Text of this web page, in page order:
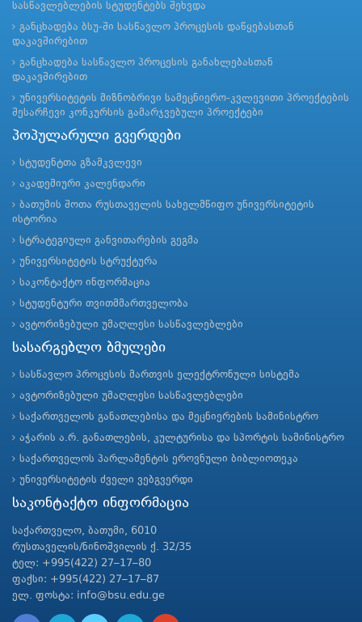
სასწავლებლების სტუდენტებს შეხვდა
განცხადება ბსუ-ში სასწავლო პროცესის დაწყებასთან
დაკავშირებით
განცხადება სასწავლო პროცესის განახლებასთან
დაკავშირებით
უნივერსიტეტის მიზნობრივი სამეცნიერო-კვლევითი პროექტების
შესარჩევი კონკურსის გამარჯვებული პროექტები
პოპულარული გვერდები
სტუდენტთა გზამკვლევი
აკადემიური კალენდარი
ბათუმის შოთა რუსთაველის სახელმწიფო უნივერსიტეტის
ისტორია
სტრატეგიული განვითარების გეგმა
უნივერსიტეტის სტრუქტურა
საკონტაქტო ინფორმაცია
სტუდენტური თვითმმართველობა
ავტორიზებული უმაღლესი სასწავლებლები
სასარგებლო ბმულები
სასწავლო პროცესის მართვის ელექტრონული სისტემა
ავტორიზებული უმაღლესი სასწავლებლები
საქართველოს განათლებისა და მეცნიერების სამინისტრო
აჭარის ა.რ. განათლების, კულტურისა და სპორტის სამინისტრო
საქართველოს პარლამენტის ეროვნული ბიბლიოთეკა
უნივერსიტეტის ძველი ვებგვერდი
საკონტაქტო ინფორმაცია
საქართველო, ბათუმი, 6010
რუსთაველის/ნინოშვილის ქ. 32/35
ტელ: +995(422) 27–17–80
ფაქსი: +995(422) 27–17–87
ელ. ფოსტა: info@bsu.edu.ge